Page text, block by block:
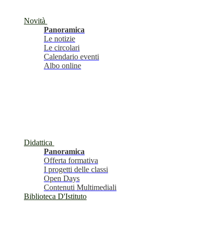
Novità
Panoramica
Le notizie
Le circolari
Calendario eventi
Albo online
Didattica
Panoramica
Offerta formativa
I progetti delle classi
Open Days
Contenuti Multimediali
Biblioteca D'Istituto